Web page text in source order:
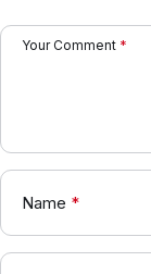
Your Comment *
Name *